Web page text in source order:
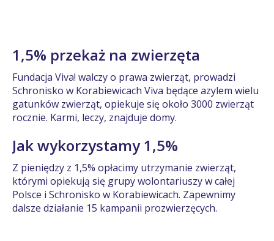
1,5% przekaż na zwierzęta
Fundacja Viva! walczy o prawa zwierząt, prowadzi
Schronisko w Korabiewicach Viva będące azylem wielu
gatunków zwierząt, opiekuje się około 3000 zwierząt
rocznie. Karmi, leczy, znajduje domy.
Jak wykorzystamy 1,5%
Z pieniędzy z 1,5% opłacimy utrzymanie zwierząt,
którymi opiekują się grupy wolontariuszy w całej
Polsce i Schronisko w Korabiewicach. Zapewnimy
dalsze działanie 15 kampanii prozwierzęcych.